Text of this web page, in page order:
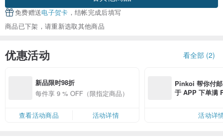
免费赠送电子贺卡 ，结帐完成后填写
商品已下架，请重新选取其他商品
优惠活动 看全部 (2)
新品限时98折
每件享 9 % OFF（限指定商品）
查看活动商品 活动详情
Pinkoi 帮你付
于 APP 下单满
活动详